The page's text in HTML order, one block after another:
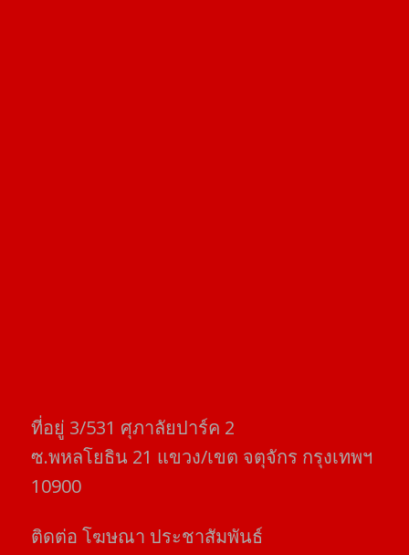
ที่อยู่​ 3/531​ ศุภาลัยปาร์ค​ 2
ซ.พหลโยธิน​ 21​ แขวง/เขต​ จตุจักร​ กรุงเทพฯ
10900
ติดต่อ​ โฆษณา​ ประชาสัมพันธ์